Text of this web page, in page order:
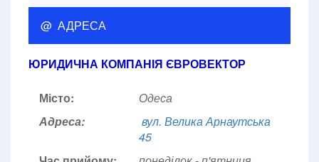
@ АДРЕСА
ЮРИДИЧНА КОМПАНІЯ ЄВРОВЕКТОР
Місто:
Одеса
Адреса:
вул. Велика Арнаутська
45